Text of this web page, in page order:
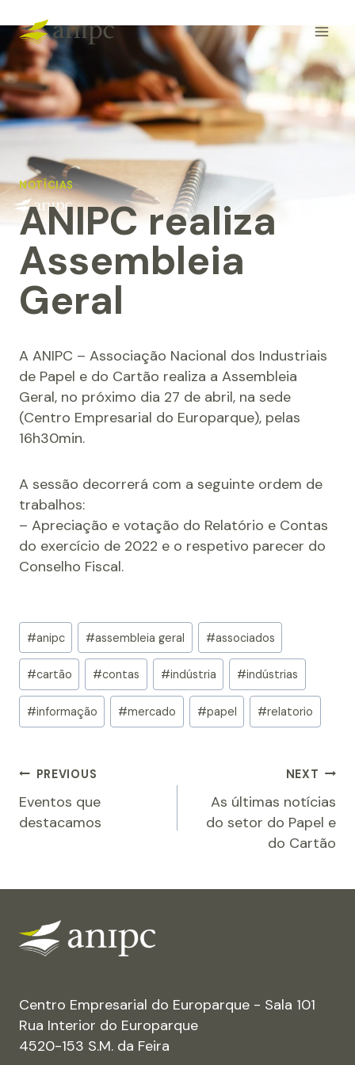
to
content
NOTÍCIAS
ANIPC realiza
Assembleia
Geral
A ANIPC – Associação Nacional dos Industriais
de Papel e do Cartão realiza a Assembleia
Geral, no próximo dia 27 de abril, na sede
(Centro Empresarial do Europarque), pelas
16h30min.
A sessão decorrerá com a seguinte ordem de
trabalhos:
– Apreciação e votação do Relatório e Contas
do exercício de 2022 e o respetivo parecer do
Conselho Fiscal.
Post
Tags:
#anipc #assembleia geral #associados
#cartão #contas #indústria #indústrias
#informação #mercado #papel #relatorio
Navegação
de
PREVIOUS
Eventos que
destacamos
NEXT
As últimas notícias
do setor do Papel e
do Cartão
Centro Empresarial do Europarque - Sala 101
Rua Interior do Europarque
4520-153 S.M. da Feira